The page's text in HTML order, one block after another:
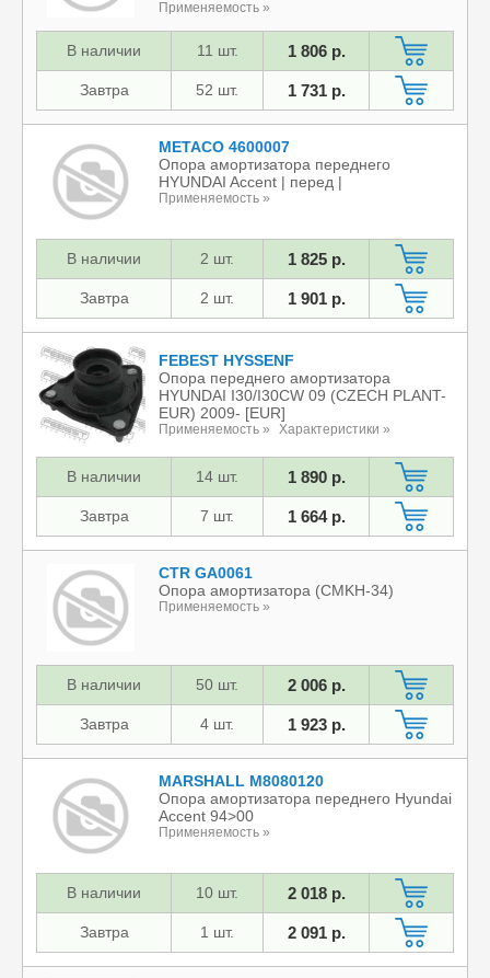
Применяемость »
В наличии 11 шт. 1 806 р.
Завтра 52 шт. 1 731 р.
METACO 4600007
Опора амортизатора переднего
HYUNDAI Accent | перед |
Применяемость »
В наличии 2 шт. 1 825 р.
Завтра 2 шт. 1 901 р.
FEBEST HYSSENF
Опора переднего амортизатора
HYUNDAI I30/I30CW 09 (CZECH PLANT-
EUR) 2009- [EUR]
Применяемость » Характеристики »
В наличии 14 шт. 1 890 р.
Завтра 7 шт. 1 664 р.
CTR GA0061
Опора амортизатора (CMKH-34)
Применяемость »
В наличии 50 шт. 2 006 р.
Завтра 4 шт. 1 923 р.
MARSHALL M8080120
Опора амортизатора переднего Hyundai
Accent 94>00
Применяемость »
В наличии 10 шт. 2 018 р.
Завтра 1 шт. 2 091 р.